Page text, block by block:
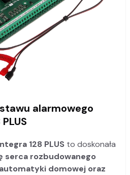
alarmowego
128 PLUS to doskonała
serca rozbudowanego
domowej oraz